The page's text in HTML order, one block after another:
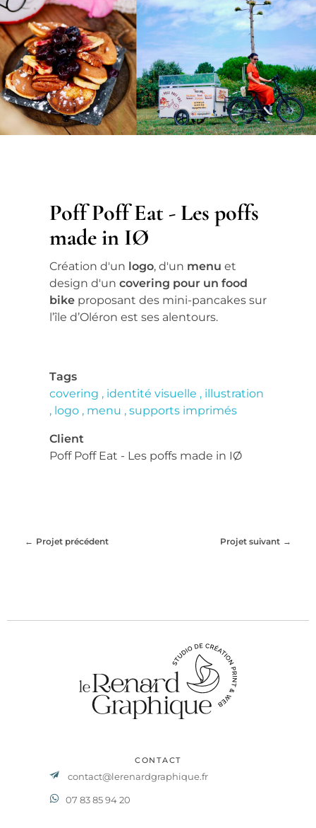
Poff Poff Eat - Les poffs
made in IØ
Création d'un logo, d'un menu et
design d'un covering pour un food
bike proposant des mini-pancakes sur
l’île d’Oléron est ses alentours.
Tags
covering
identité visuelle
illustration
logo
menu supports imprimés
Client
Poff Poff Eat - Les poffs made in IØ
Projet précédent Projet suivant
CONTACT
contact@lerenardgraphique.fr
07 83 85 94 20